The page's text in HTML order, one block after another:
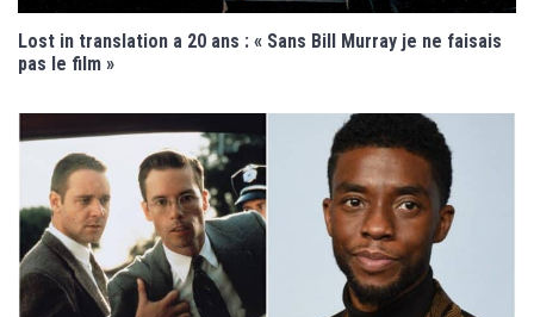
Lost in translation a 20 ans : « Sans Bill Murray je ne faisais
pas le film »